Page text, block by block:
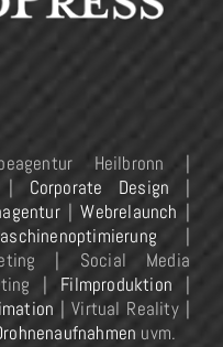
Heilbronn |
| Corporate Design |
|Webrelaunch |
|
| Social Media
| Filmproduktion |
| Virtual Reality |
uvm.